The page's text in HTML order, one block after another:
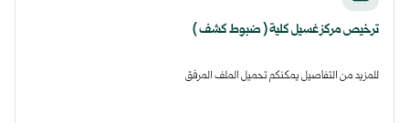
ترخيص مركز غسيل كلية ( ضبوط كشف )
للمزيد من التفاصيل يمكنكم تحميل الملف المرفق